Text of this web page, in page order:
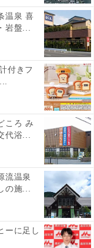
温泉 喜
岩盤...
付きフ
ころ み
代浴...
流温泉
の施...
ーに足し